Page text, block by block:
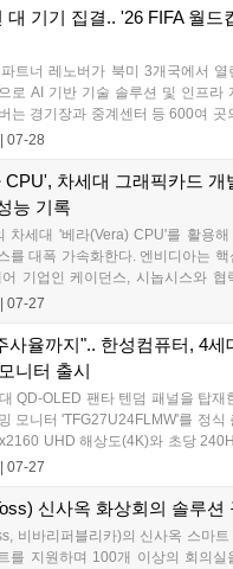
형화, 고대역폭 메모리(HBM) 및 멀
이 크게 개선될 전망이다....
대 기기 집결.. '26 FIFA 월드
트너 레노버가 북미 3개국에서 열
로 AI 기반 기술 솔루션 및 인프라
는 경기장과 중계센터 등 600여 곳
디바이스를 배치하고 99.99%의 가
07-28
CPU', 차세대 그래픽카드 개
능 기록
차세대 '베라(Vera) CPU'를 활용
를 대폭 가속화한다. 엔비디아는 핵
기업인 케이던스, 시놉시스와 협
대비 최대 1.5배 향상시업했다고
여할 것으로 전망된다....
07-27
사율까지".. 한성컴퓨터, 4세
니터 출시
QD-OLED 팬타 텐덤 패널을 탑재
모니터 'TFG27U24FLMW'를 정식
UHD 해상도(4K)와 초당
빠른 응답속도를 갖춰 고화질 게
함께 번인 증상을 포함한 3년 무상
이다....
07-27
신사옥 화상회의 솔루션
비바리퍼블리카)의 신사옥 스마트
를 지원하며 100개 이상의 회의실